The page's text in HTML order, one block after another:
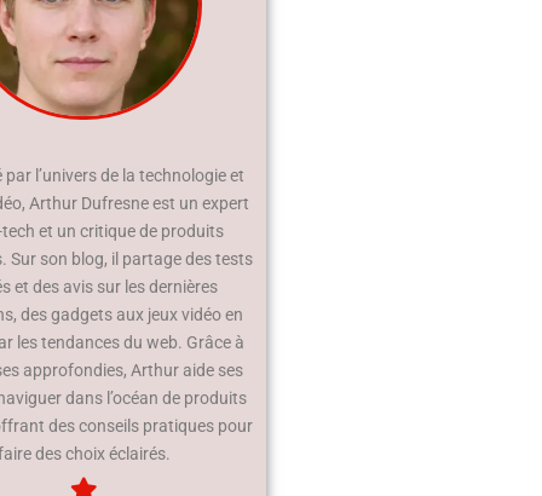
par l’univers de la technologie et
Arthur Dufresne est un expert
et un critique de produits
Sur son blog, il partage des tests
et des avis sur les dernières
des gadgets aux jeux vidéo en
les tendances du web. Grâce à
approfondies, Arthur aide ses
dans l’océan de produits
des conseils pratiques pour
des choix éclairés.